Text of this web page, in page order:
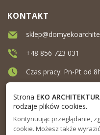
MENU
KONTAKT
+48 856 723 031
Czas pracy: Pn-Pt od
Strona EKO
rodzaje plików cookies.
Kontynuując przeglądanie,
cookie. Możesz także